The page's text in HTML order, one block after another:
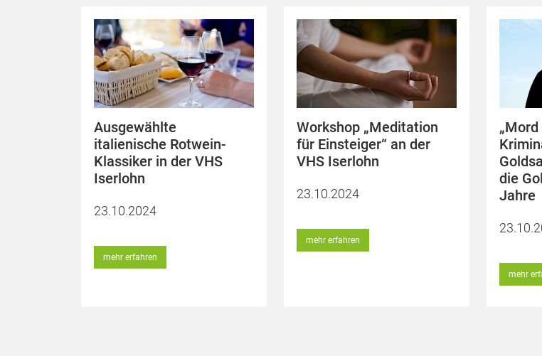
Ausgewählte
italienische Rotwein-
Klassiker in der VHS
Iserlohn
23.10.2024
mehr erfahren
Workshop „Meditation
für Einsteiger“ an der
VHS Iserlohn
23.10.2024
mehr erfahren
die
Jahre
mehr